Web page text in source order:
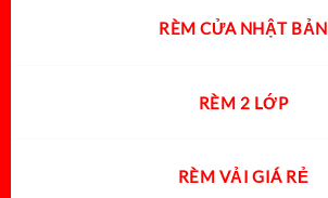
RÈM CỬA NHẬT BẢN
RÈM 2 LỚP
RÈM VẢI GIÁ RẺ